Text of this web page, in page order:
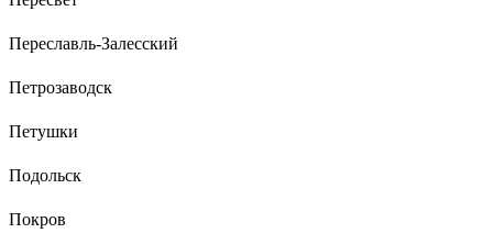
Переславль-Залесский
Петрозаводск
Петушки
Подольск
Покров